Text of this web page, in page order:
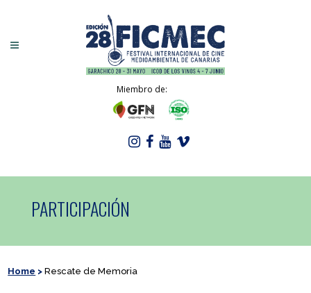
Miembro de:
PARTICIPACIÓN
Home >Rescate de Memoria